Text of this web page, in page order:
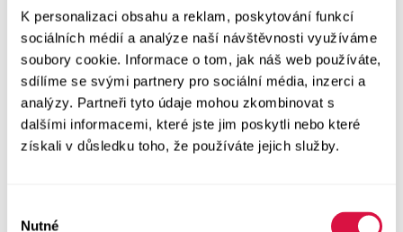
K personalizaci obsahu a reklam, poskytování funkcí
sociálních médií a analýze naší návštěvnosti využíváme
soubory cookie. Informace o tom, jak náš web používáte,
sdílíme se svými partnery pro sociální média, inzerci a
analýzy. Partneři tyto údaje mohou zkombinovat s
dalšími informacemi, které jste jim poskytli nebo které
získali v důsledku toho, že používáte jejich služby.
Nutné